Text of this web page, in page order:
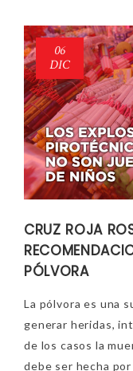
06
DIC
CRUZ ROJA
PÓLVORA
La pólvora es una
generar heridas,
de los casos la
debe ser hecha